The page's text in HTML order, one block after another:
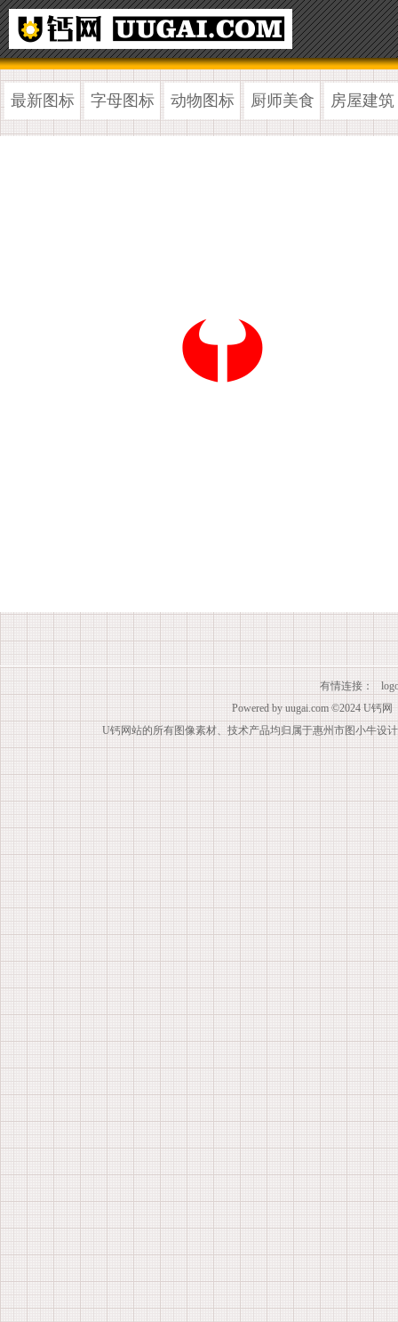
最新图标 字母图标 动物图标 厨师美食 房屋建筑
有情连接：
Powered by uugai.com ©2024 U钙网
U钙网站的所有图像素材、技术产品均归属于惠州市图小牛设